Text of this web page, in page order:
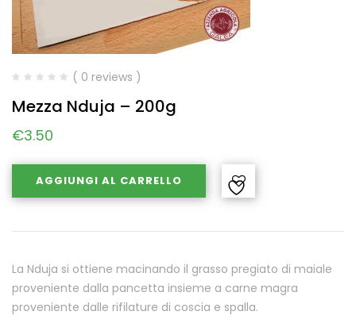
( 0 reviews )
Mezza Nduja – 200g
€3.50
AGGIUNGI AL CARRELLO
La Nduja si ottiene macinando il grasso pregiato di maiale
proveniente dalla pancetta insieme a carne magra
proveniente dalle rifilature di coscia e spalla.